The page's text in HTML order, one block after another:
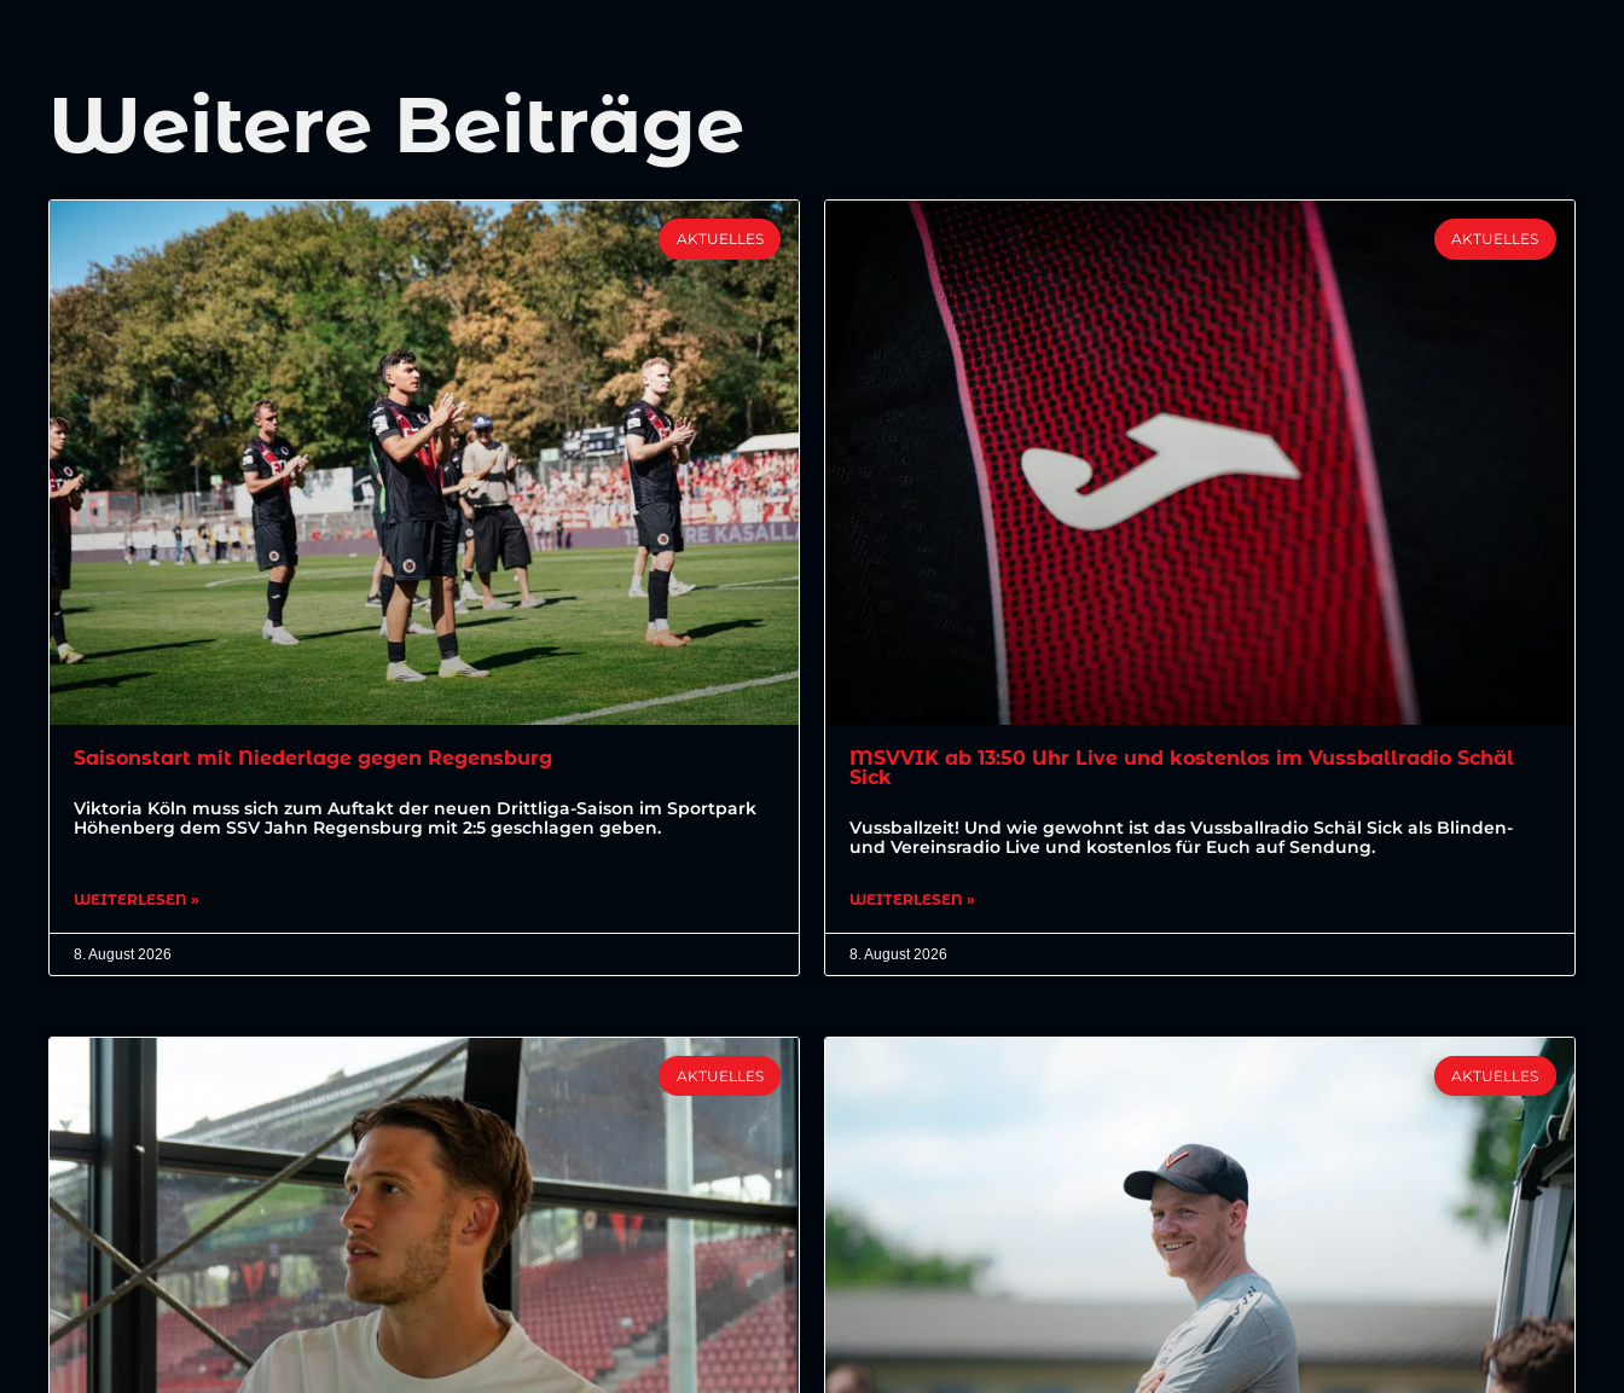
Weitere Beiträge
AKTUELLES
Saisonstart mit Niederlage gegen Regensburg
Viktoria Köln muss sich zum Auftakt der neuen Drittliga-Saison im Sportpark
Höhenberg dem SSV Jahn Regensburg mit 2:5 geschlagen geben.
WEITERLESEN »
8. August 2026
AKTUELLES
MSVVIK ab 13:50 Uhr Live und kostenlos im Vussballradio Schäl
Sick
Vussballzeit! Und wie gewohnt ist das Vussballradio Schäl Sick als Blinden-
und Vereinsradio Live und kostenlos für Euch auf Sendung.
WEITERLESEN »
8. August 2026
AKTUELLES AKTUELLES